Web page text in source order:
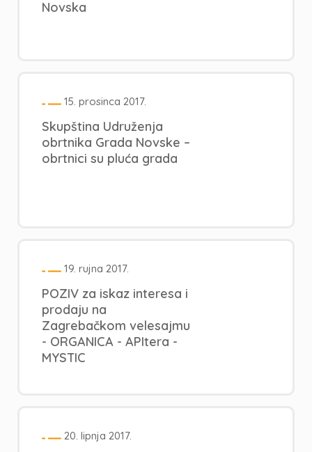
Novska
15. prosinca 2017.
Skupština Udruženja
obrtnika Grada Novske –
obrtnici su pluća grada
19. rujna 2017.
POZIV za iskaz interesa i
prodaju na
Zagrebačkom velesajmu
- ORGANICA - APItera -
MYSTIC
20. lipnja 2017.